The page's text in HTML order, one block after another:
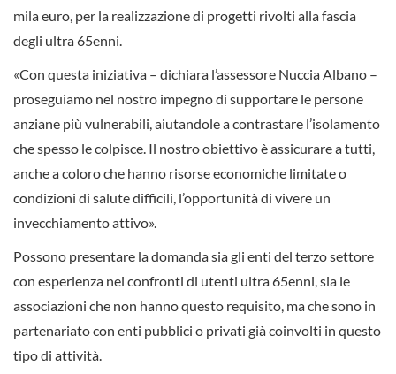
mila euro, per la realizzazione di progetti rivolti alla fascia
degli ultra 65enni.
«Con questa iniziativa – dichiara l’assessore Nuccia Albano –
proseguiamo nel nostro impegno di supportare le persone
anziane più vulnerabili, aiutandole a contrastare l’isolamento
che spesso le colpisce. Il nostro obiettivo è assicurare a tutti,
anche a coloro che hanno risorse economiche limitate o
condizioni di salute difficili, l’opportunità di vivere un
invecchiamento attivo».
Possono presentare la domanda sia gli enti del terzo settore
con esperienza nei confronti di utenti ultra 65enni, sia le
associazioni che non hanno questo requisito, ma che sono in
partenariato con enti pubblici o privati già coinvolti in questo
tipo di attività.